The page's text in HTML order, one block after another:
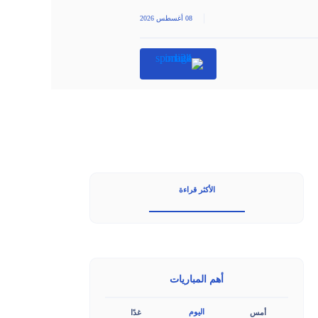
08 أغسطس 2026
الأكثر قراءة
أهم المباريات
أمس اليوم غدًا